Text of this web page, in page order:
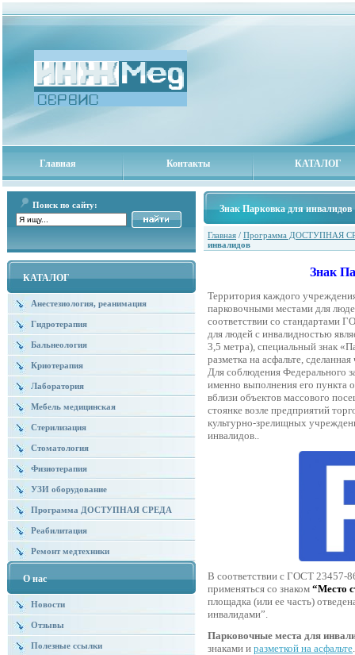
Главная Контакты КАТАЛОГ
Поиск по сайту:
КАТАЛОГ
Анестезиология, реанимация
Гидротерапия
Бальнеология
Криотерапия
Лаборатория
Мебель медицинская
Стерилизация
Стоматология
Физиотерапия
УЗИ оборудование
Программа ДОСТУПНАЯ СРЕДА
Реабилитация
Ремонт медтехники
О нас
Новости
Отзывы
Полезные ссылки
Знак Парковка для инвалидов
Главная / Программа ДОСТУПНАЯ
инвалидов
Знак
Территория каждого
парковочными местами для
соответствии со стандартами
для людей с инвалидностью
3,5 метра), специальный знак
разметка на асфальте,
Для соблюдения Федерального
именно выполнения его пункта
вблизи объектов массового
стоянке возле предприятий
культурно-зрелищных
инвалидов..
В соответствии с ГОСТ 23457-
применяться со знаком “Место
площадка (или ее часть)
инвалидами”.
Парковочные места для
знаками и разметкой на асфальте